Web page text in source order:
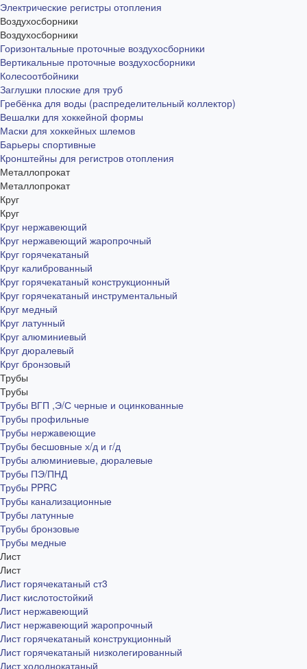
Электрические регистры отопления
Воздухосборники
Воздухосборники
Горизонтальные проточные воздухосборники
Вертикальные проточные воздухосборники
Колесоотбойники
Заглушки плоские для труб
Гребёнка для воды (распределительный коллектор)
Вешалки для хоккейной формы
Маски для хоккейных шлемов
Барьеры спортивные
Кронштейны для регистров отопления
Металлопрокат
Металлопрокат
Круг
Круг
Круг нержавеющий
Круг нержавеющий жаропрочный
Круг горячекатаный
Круг калиброванный
Круг горячекатаный конструкционный
Круг горячекатаный инструментальный
Круг медный
Круг латунный
Круг алюминиевый
Круг дюралевый
Круг бронзовый
Трубы
Трубы
Трубы ВГП ,Э/С черные и оцинкованные
Трубы профильные
Трубы нержавеющие
Трубы бесшовные х/д и г/д
Трубы алюминиевые, дюралевые
Трубы ПЭ/ПНД
Трубы PPRC
Трубы канализационные
Трубы латунные
Трубы бронзовые
Трубы медные
Лист
Лист
Лист горячекатаный ст3
Лист кислотостойкий
Лист нержавеющий
Лист нержавеющий жаропрочный
Лист горячекатаный конструкционный
Лист горячекатаный низколегированный
Лист холоднокатаный